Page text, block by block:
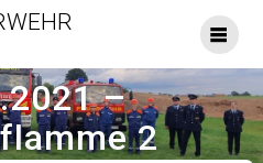
Skip
to
–
2